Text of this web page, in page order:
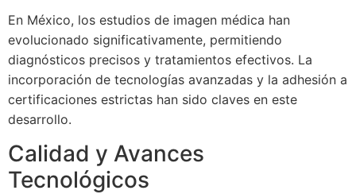
En México, los estudios de imagen médica han
evolucionado significativamente, permitiendo
diagnósticos precisos y tratamientos efectivos. La
incorporación de tecnologías avanzadas y la adhesión a
certificaciones estrictas han sido claves en este
desarrollo.
Calidad y Avances
Tecnológicos